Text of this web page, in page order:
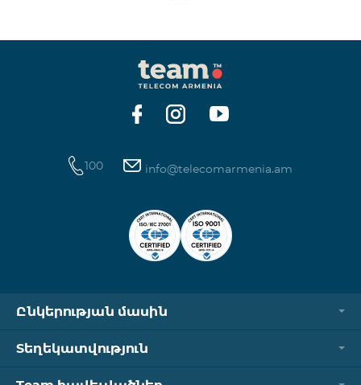
100 info@telecomarmenia.am
Ընկերության մասին
Տեղեկատվություն